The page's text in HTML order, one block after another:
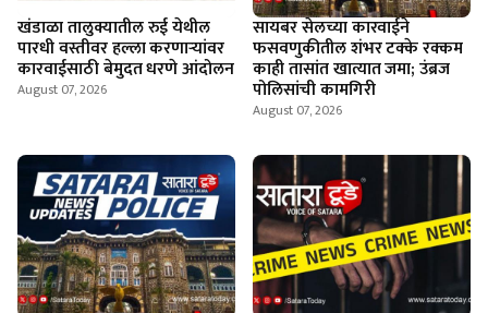
खंडाळा तालुक्यातील रुई येथील
पारधी वस्तीवर हल्ला करणाऱ्यांवर
कारवाईसाठी बेमुदत धरणे आंदोलन
August 07, 2026
सायबर सेलच्या कारवाईने
फसवणुकीतील शंभर टक्के रक्कम
काही तासांत खात्यात जमा; उंब्रज
पोलिसांची कामगिरी
August 07, 2026